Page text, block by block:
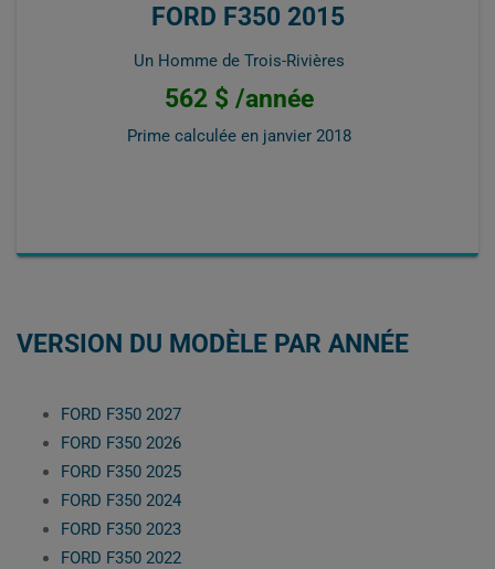
FORD F350 2015
Un Homme de Trois-Rivières
562 $ /année
Prime calculée en janvier 2018
VERSION DU MODÈLE PAR ANNÉE
FORD F350 2027
FORD F350 2026
FORD F350 2025
FORD F350 2024
FORD F350 2023
FORD F350 2022